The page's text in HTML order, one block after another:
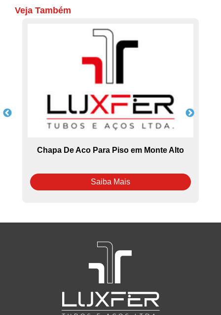
Veja Também
Chapa De Aco Para Piso em Monte Alto
Saiba Mais